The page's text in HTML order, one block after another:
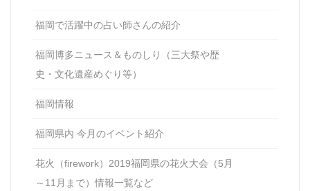
福岡で活躍中の占い師さんの紹介
福岡博多ニュース＆ものしり（三大祭や歴
史・文化遺産めぐり等）
福岡情報
福岡県内 今月のイベント紹介
花火（firework）2019福岡県の花火大会（5月
～11月まで）情報一覧など